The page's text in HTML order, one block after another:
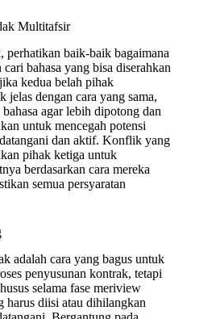
Multitafsir
perhatikan baik-baik bagaimana
bahasa yang bisa diserahkan
kedua belah pihak
jelas dengan cara yang sama,
agar lebih dipotong dan
untuk mencegah potensi
dan aktif. Konflik yang
pihak ketiga untuk
berdasarkan cara mereka
semua persyaratan
adalah cara yang bagus untuk
penyusunan kontrak, tetapi
selama fase meriview
harus diisi atau dihilangkan